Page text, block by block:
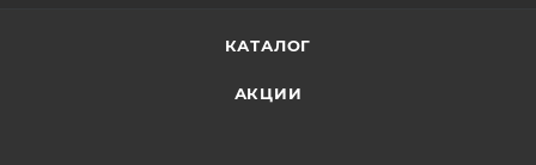
КАТАЛОГ
АКЦИИ